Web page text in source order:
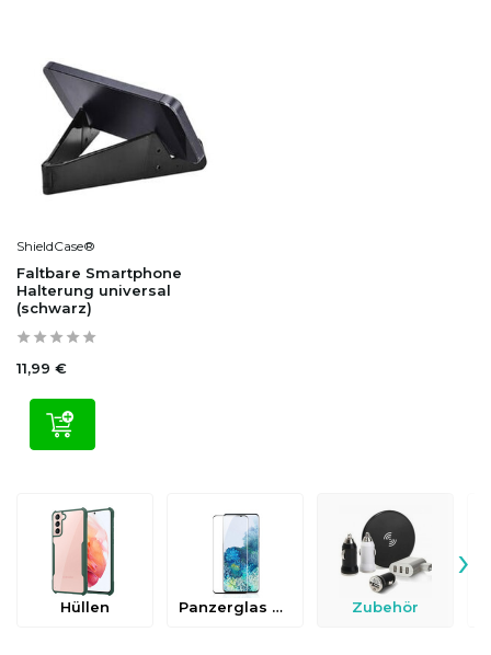
ShieldCase®
Faltbare Smartphone
Halterung universal
(schwarz)
11,99 €
Hüllen Panzerglas & Schutzfolien Zubehör
›